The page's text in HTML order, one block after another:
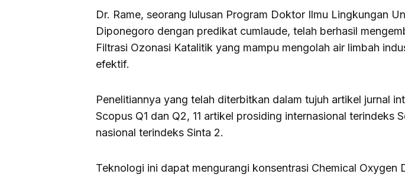
Dr. Rame, seorang lulusan Program Doktor Ilmu Lingkungan
Diponegoro dengan predikat cumlaude, telah berhasil
Filtrasi Ozonasi Katalitik yang mampu mengolah air limbah
efektif.
Penelitiannya yang telah diterbitkan dalam tujuh artikel jurnal
Scopus Q1 dan Q2, 11 artikel prosiding internasional terindeks
nasional terindeks Sinta 2.
Teknologi ini dapat mengurangi konsentrasi Chemical Oxygen